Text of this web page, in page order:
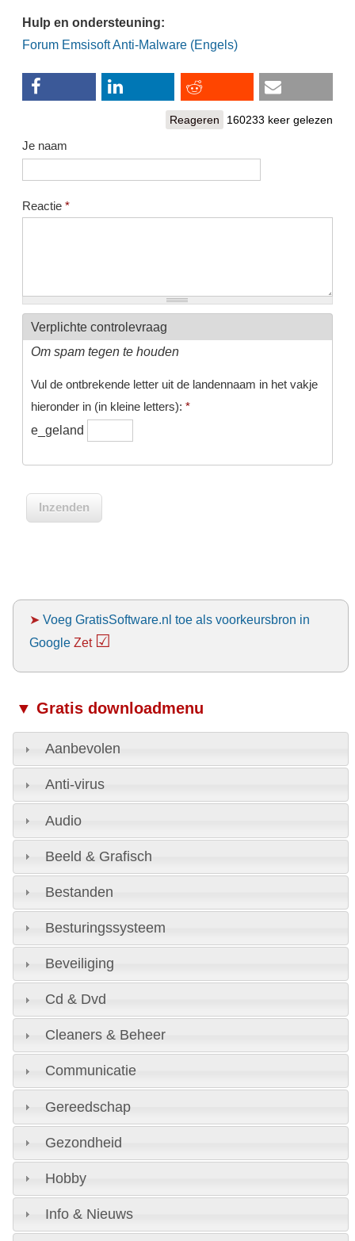
Hulp en ondersteuning:
Forum Emsisoft Anti-Malware (Engels)
Reageren 160233 keer gelezen
Je naam
Reactie *
Verplichte controlevraag
Om spam tegen te houden
Vul de ontbrekende letter uit de landennaam in het vakje
hieronder in (in kleine letters): *
e_geland
➤ Voeg GratisSoftware.nl toe als voorkeursbron in
Google Zet ☑
▼ Gratis downloadmenu
Aanbevolen
Anti-virus
Audio
Beeld & Grafisch
Bestanden
Besturingssysteem
Beveiliging
Cd & Dvd
Cleaners & Beheer
Communicatie
Gereedschap
Gezondheid
Hobby
Info & Nieuws